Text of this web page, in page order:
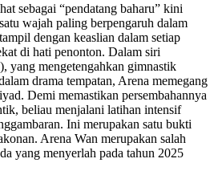
sebagai “pendatang baharu” kini
wajah paling berpengaruh dalam
dengan keaslian dalam setiap
di hati penonton. Dalam siri
yang mengetengahkan gimnastik
drama tempatan, Arena memegang
Demi memastikan persembahannya
beliau menjalani latihan intensif
Ini merupakan satu bukti
Arena Wan merupakan salah
yang menyerlah pada tahun 2025